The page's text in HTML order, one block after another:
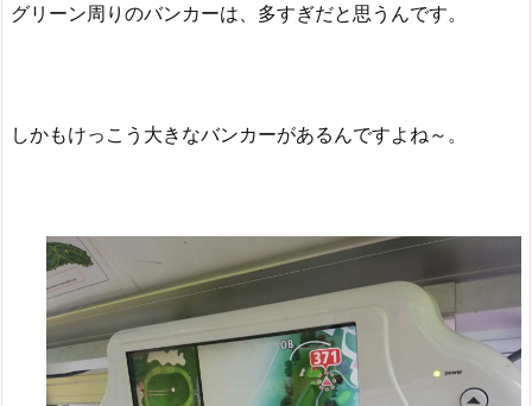
グリーン周りのバンカーは、多すぎだと思うんです。
しかもけっこう大きなバンカーがあるんですよね～。